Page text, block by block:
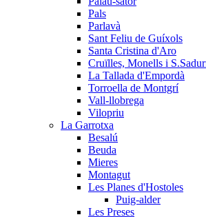
Pals
Parlavà
Sant Feliu de Guíxols
Santa Cristina d'Aro
Cruïlles, Monells i
La Tallada d'Empordà
Torroella de Montgrí
Vall-llobrega
Vilopriu
La Garrotxa
Besalú
Beuda
Mieres
Montagut
Les Planes d'Hostoles
Puig-alder
Les Preses